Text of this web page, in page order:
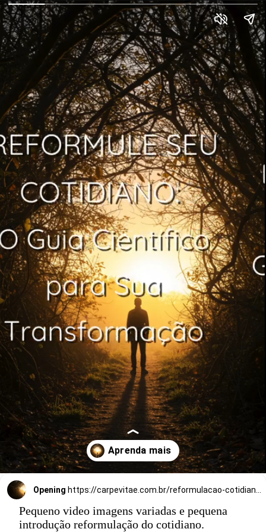
Opening https://carpevitae.com.br/reformulacao-cotidiano-guia-cientifico/
Pequeno video imagens variadas e pequena
introdução reformulação do cotidiano.